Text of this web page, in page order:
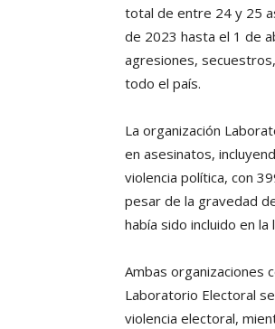
total de entre 24 y 25
de 2023 hasta el 1 de
agresiones,
todo el país.
La organización
en asesinatos,
violencia política, con
pesar de la gravedad
había sido incluido en
Ambas organizaciones
Laboratorio Electoral
violencia electoral,